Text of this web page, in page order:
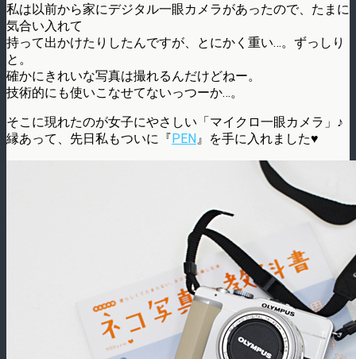
私は以前から家にデジタル一眼カメラがあったので、たまに
気合い入れて
持って出かけたりしたんですが、とにかく重い…。ずっしり
と。
確かにきれいな写真は撮れるんだけどねー。
技術的にも使いこなせてないっつーか…。
そこに現れたのが女子にやさしい「マイクロ一眼カメラ」♪
縁あって、先日私もついに『PEN 』を手に入れました♥